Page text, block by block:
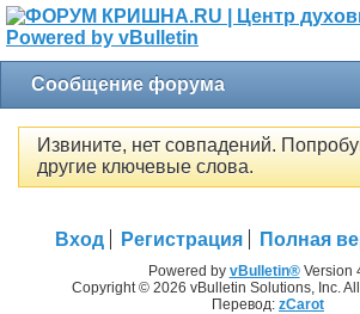
Сообщение форума
Извините, нет совпадений.
другие ключевые слова.
Вход Регистрация Полная
Powered by vBulletin®Version
Copyright © 2026 vBulletin Solutions, Inc.
Перевод: zCarot